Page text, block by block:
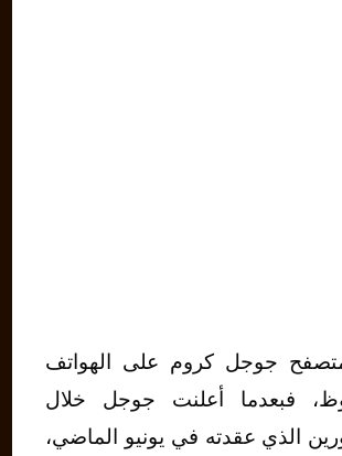
جوجل كروم على الهواتف
فبعدما أعلنت جوجل خلال
الذي عقدته في يونيو الماضي،